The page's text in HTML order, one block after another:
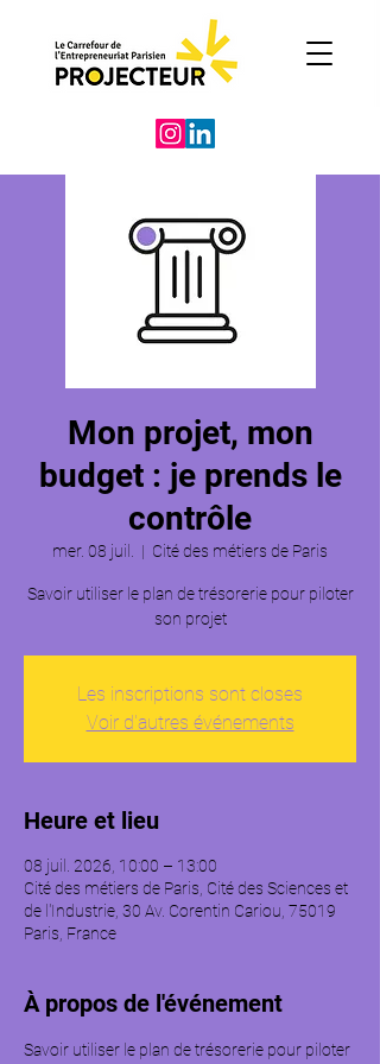
Mon projet, mon
budget : je prends le
contrôle
mer. 08 juil.
  |
Cité des métiers de Paris
Savoir utiliser le plan de trésorerie pour piloter
son projet
Les inscriptions sont closes
Voir d'autres événements
Heure et lieu
08 juil. 2026, 10:00 – 13:00
Cité des métiers de Paris, Cité des Sciences et
de l'Industrie, 30 Av. Corentin Cariou, 75019
Paris, France
À propos de l'événement
Savoir utiliser le plan de trésorerie pour piloter